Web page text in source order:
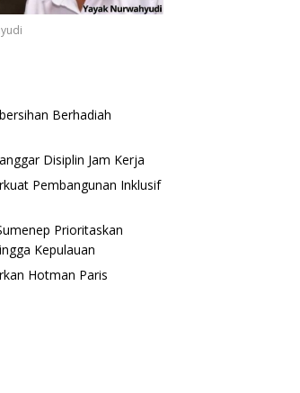
Berhadiah
Disiplin Jam Kerja
Pembangunan Inklusif
Prioritaskan
Kepulauan
Hotman Paris